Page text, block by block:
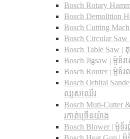
Bosch Rotary
Bosch Demolition
Bosch Cutting
Bosch Circular
Bosch Table Saw |
Bosch Jigsaw | ម៉ូទ័
Bosch Router | ម៉ូទ័
Bosch Orbital
ឈូសឈើរ
Bosch Muti-Cutter
រកាត់ច្រើនយ៉ាង
Bosch Blower | ម៉ូទ័រ